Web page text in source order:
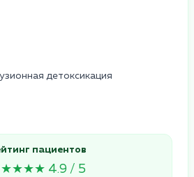
детоксикация
пациентов
4.9 / 5